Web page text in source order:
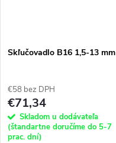
Skľučovadlo B16 1,5-13 mm
€58 bez DPH
€71,34
Skladom u dodávateľa
(štandartne doručíme do 5-7
prac. dní)